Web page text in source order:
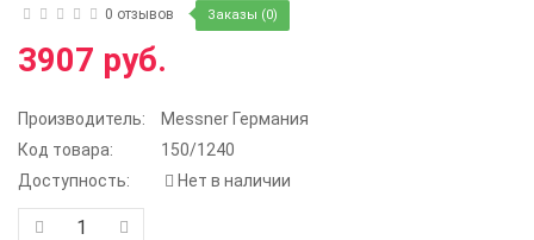
0 отзывов Заказы (0)
3907 руб.
Производитель:
Messner Германия
Код товара:
150/1240
Доступность:
Нет в наличии